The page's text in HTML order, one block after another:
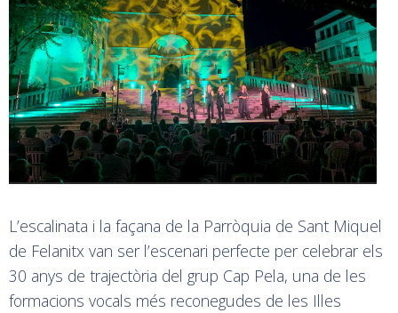
L’escalinata i la façana de la Parròquia de Sant Miquel
de Felanitx van ser l’escenari perfecte per celebrar els
30 anys de trajectòria del grup Cap Pela, una de les
formacions vocals més reconegudes de les Illes